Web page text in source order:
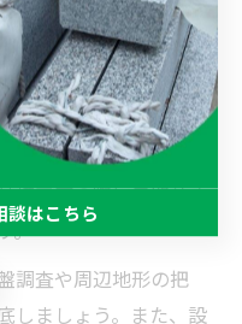
工事の注意点
地形や斜面地、山裾、
所などが挙げられま
が高かったり、地下に
構工事の際に予期せぬ
。
調査や周辺地形の把
しましょう。また、設
談はこちら
談はこちら